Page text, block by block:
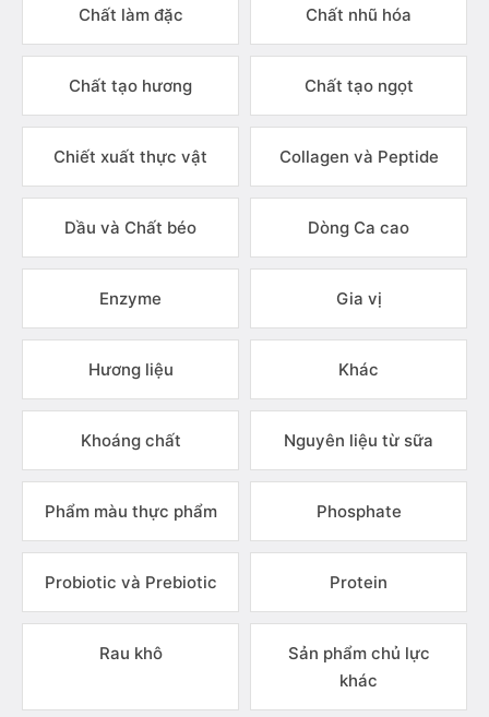
Chất làm đặc Chất nhũ hóa
Chất tạo hương Chất tạo ngọt
Chiết xuất thực vật Collagen và Peptide
Dầu và Chất béo Dòng Ca cao
Enzyme Gia vị
Hương liệu Khác
Khoáng chất Nguyên liệu từ sữa
Phẩm màu thực phẩm Phosphate
Probiotic và Prebiotic Protein
Rau khô
Sản phẩm chủ lực
khác